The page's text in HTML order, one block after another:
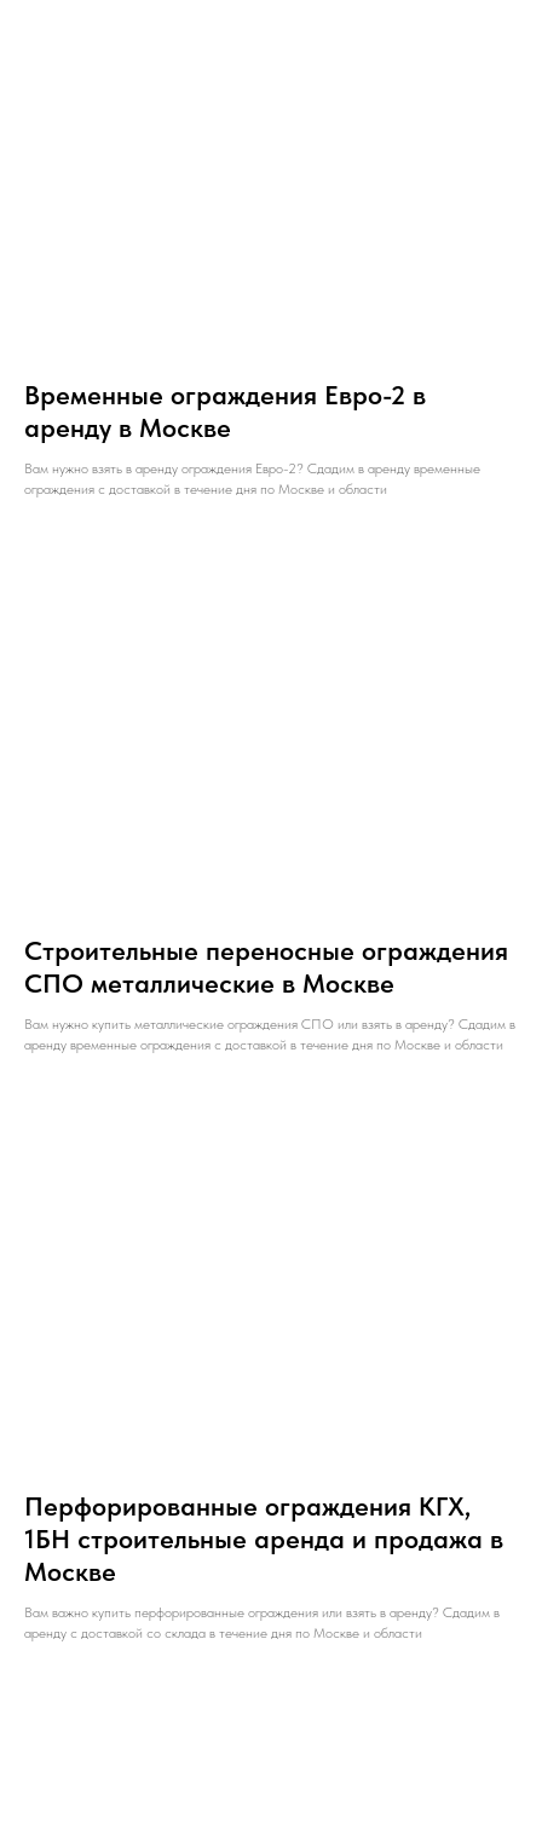
Временные ограждения Евро-2 в
аренду в Москве
Вам нужно взять в аренду ограждения Евро-2? Сдадим в аренду временные
ограждения с доставкой в течение дня по Москве и области
Строительные переносные ограждения
СПО металлические в Москве
Вам нужно купить металлические ограждения СПО или взять в аренду? Сдадим в
аренду временные ограждения с доставкой в течение дня по Москве и области
Перфорированные ограждения КГХ,
1БН строительные аренда и продажа в
Москве
Вам важно купить перфорированные ограждения или взять в аренду? Сдадим в
аренду с доставкой со склада в течение дня по Москве и области